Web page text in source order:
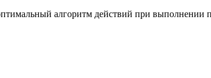
алгоритм действий при выполнении